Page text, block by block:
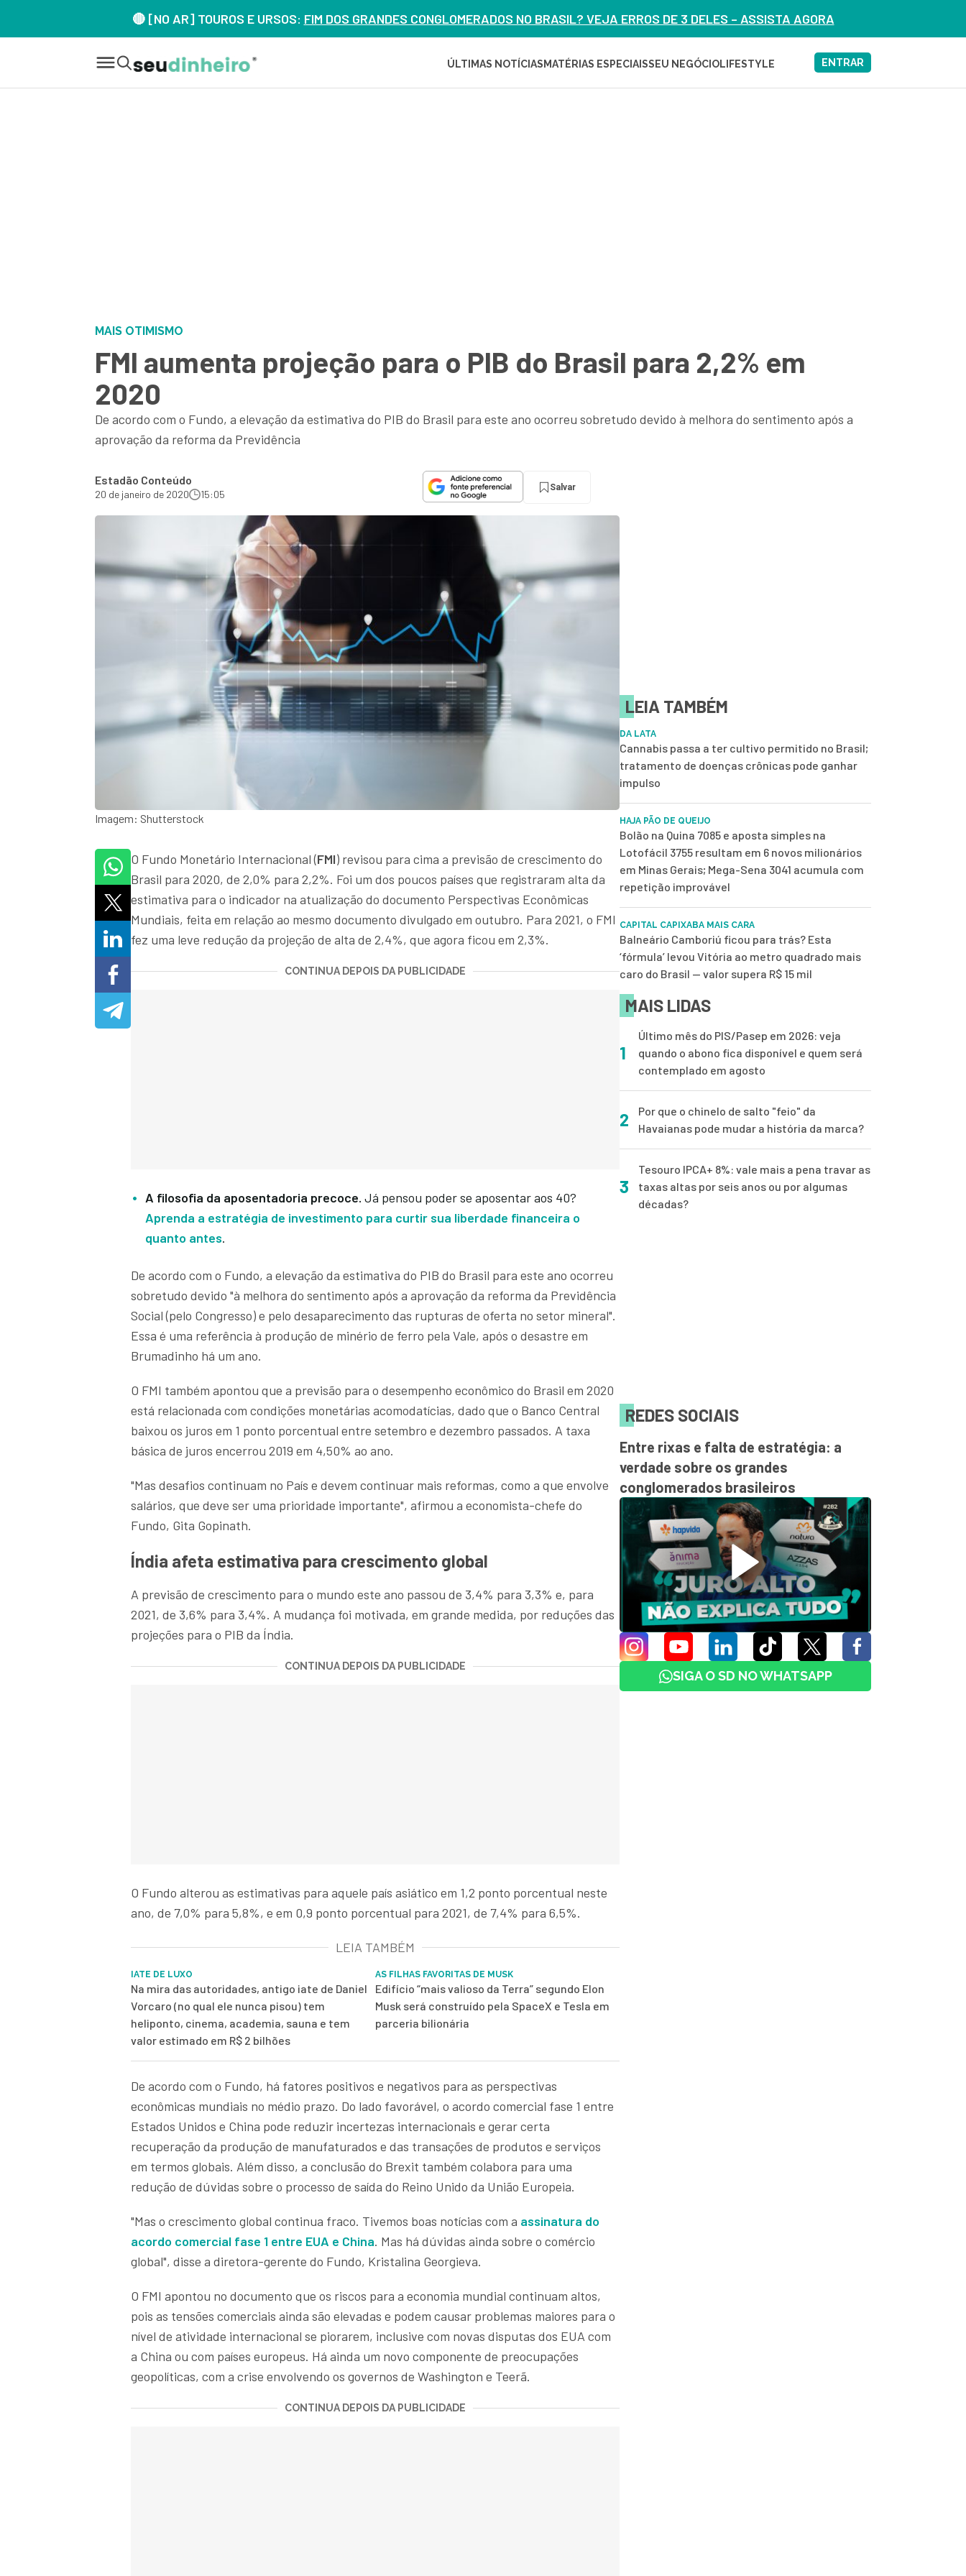
🔴 [NO AR] TOUROS E URSOS: FIM DOS GRANDES CONGLOMERADOS NO BRASIL? VEJA ERROS DE 3 DELES – ASSISTA AGORA
ÚLTIMAS NOTÍCIAS MATÉRIAS ESPECIAISSEU NEGÓCIOLIFESTYLE ENTRAR
MAIS OTIMISMO
FMI aumenta projeção para o PIB do Brasil para 2,2% em
2020
De acordo com o Fundo, a elevação da estimativa do PIB do Brasil para este ano ocorreu sobretudo devido à melhora do sentimento após a
aprovação da reforma da Previdência
Estadão Conteúdo
20 de janeiro de 2020 15:05
Salvar
Imagem: Shutterstock
O Fundo Monetário Internacional (FMI) revisou para cima a previsão de crescimento do
Brasil para 2020, de 2,0% para 2,2%. Foi um dos poucos países que registraram alta da
estimativa para o indicador na atualização do documento Perspectivas Econômicas
Mundiais, feita em relação ao mesmo documento divulgado em outubro. Para 2021, o FMI
fez uma leve redução da projeção de alta de 2,4%, que agora ficou em 2,3%.
CONTINUA DEPOIS DA PUBLICIDADE
A filosofia da aposentadoria precoce. Já pensou poder se aposentar aos 40?
Aprenda a estratégia de investimento para curtir sua liberdade financeira o
quanto antes.
De acordo com o Fundo, a elevação da estimativa do PIB do Brasil para este ano ocorreu
sobretudo devido "à melhora do sentimento após a aprovação da reforma da Previdência
Social (pelo Congresso) e pelo desaparecimento das rupturas de oferta no setor mineral".
Essa é uma referência à produção de minério de ferro pela Vale, após o desastre em
Brumadinho há um ano.
O FMI também apontou que a previsão para o desempenho econômico do Brasil em 2020
está relacionada com condições monetárias acomodatícias, dado que o Banco Central
baixou os juros em 1 ponto porcentual entre setembro e dezembro passados. A taxa
básica de juros encerrou 2019 em 4,50% ao ano.
"Mas desafios continuam no País e devem continuar mais reformas, como a que envolve
salários, que deve ser uma prioridade importante", afirmou a economista-chefe do
Fundo, Gita Gopinath.
Índia afeta estimativa para crescimento global
A previsão de crescimento para o mundo este ano passou de 3,4% para 3,3% e, para
2021, de 3,6% para 3,4%. A mudança foi motivada, em grande medida, por reduções das
projeções para o PIB da Índia.
CONTINUA DEPOIS DA PUBLICIDADE
O Fundo alterou as estimativas para aquele país asiático em 1,2 ponto porcentual neste
ano, de 7,0% para 5,8%, e em 0,9 ponto porcentual para 2021, de 7,4% para 6,5%.
LEIA TAMBÉM
IATE DE LUXO
Na mira das autoridades, antigo iate de Daniel
Vorcaro (no qual ele nunca pisou) tem
heliponto, cinema, academia, sauna e tem
valor estimado em R$ 2 bilhões
AS FILHAS FAVORITAS DE MUSK
Edifício “mais valioso da Terra” segundo Elon
Musk será construído pela SpaceX e Tesla em
parceria bilionária
De acordo com o Fundo, há fatores positivos e negativos para as perspectivas
econômicas mundiais no médio prazo. Do lado favorável, o acordo comercial fase 1 entre
Estados Unidos e China pode reduzir incertezas internacionais e gerar certa
recuperação da produção de manufaturados e das transações de produtos e serviços
em termos globais. Além disso, a conclusão do Brexit também colabora para uma
redução de dúvidas sobre o processo de saída do Reino Unido da União Europeia.
"Mas o crescimento global continua fraco. Tivemos boas notícias com a assinatura do
acordo comercial fase 1 entre EUA e China. Mas há dúvidas ainda sobre o comércio
global", disse a diretora-gerente do Fundo, Kristalina Georgieva.
O FMI apontou no documento que os riscos para a economia mundial continuam altos,
pois as tensões comerciais ainda são elevadas e podem causar problemas maiores para o
nível de atividade internacional se piorarem, inclusive com novas disputas dos EUA com
a China ou com países europeus. Há ainda um novo componente de preocupações
geopolíticas, com a crise envolvendo os governos de Washington e Teerã.
CONTINUA DEPOIS DA PUBLICIDADE
LEIA TAMBÉM
DA LATA
Cannabis passa a ter cultivo permitido no Brasil;
tratamento de doenças crônicas pode ganhar
impulso
HAJA PÃO DE QUEIJO
Bolão na Quina 7085 e aposta simples na
Lotofácil 3755 resultam em 6 novos milionários
em Minas Gerais; Mega-Sena 3041 acumula com
repetição improvável
CAPITAL CAPIXABA MAIS CARA
Balneário Camboriú ficou para trás? Esta
‘fórmula’ levou Vitória ao metro quadrado mais
caro do Brasil — valor supera R$ 15 mil
MAIS LIDAS
1
Último mês do PIS/Pasep em 2026: veja
quando o abono fica disponível e quem será
contemplado em agosto
2
Por que o chinelo de salto "feio" da
Havaianas pode mudar a história da marca?
3
Tesouro IPCA+ 8%: vale mais a pena travar as
taxas altas por seis anos ou por algumas
décadas?
REDES SOCIAIS
Entre rixas e falta de estratégia: a
verdade sobre os grandes
conglomerados brasileiros
SIGA O SD NO WHATSAPP